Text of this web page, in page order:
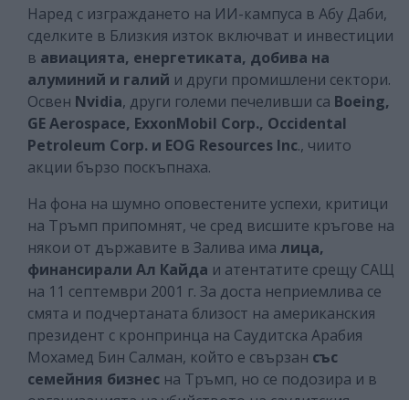
Наред с изграждането на ИИ-кампуса в Абу Даби,
сделките в Близкия изток включват и инвестиции
в авиацията, енергетиката, добива на
алуминий и галий и други промишлени сектори.
Освен Nvidia, други големи печеливши са Boeing,
GE Aerospace, ExxonMobil Corp., Occidental
Petroleum Corp. и EOG Resources Inc., чиито
акции бързо поскъпнаха.
На фона на шумно оповестените успехи, критици
на Тръмп припомнят, че сред висшите кръгове на
някои от държавите в Залива има лица,
финансирали Ал Кайда и атентатите срещу САЩ
на 11 септември 2001 г. За доста неприемлива се
смята и подчертаната близост на американския
президент с кронпринца на Саудитска Арабия
Мохамед Бин Салман, който е свързан със
семейния бизнес на Тръмп, но се подозира и в